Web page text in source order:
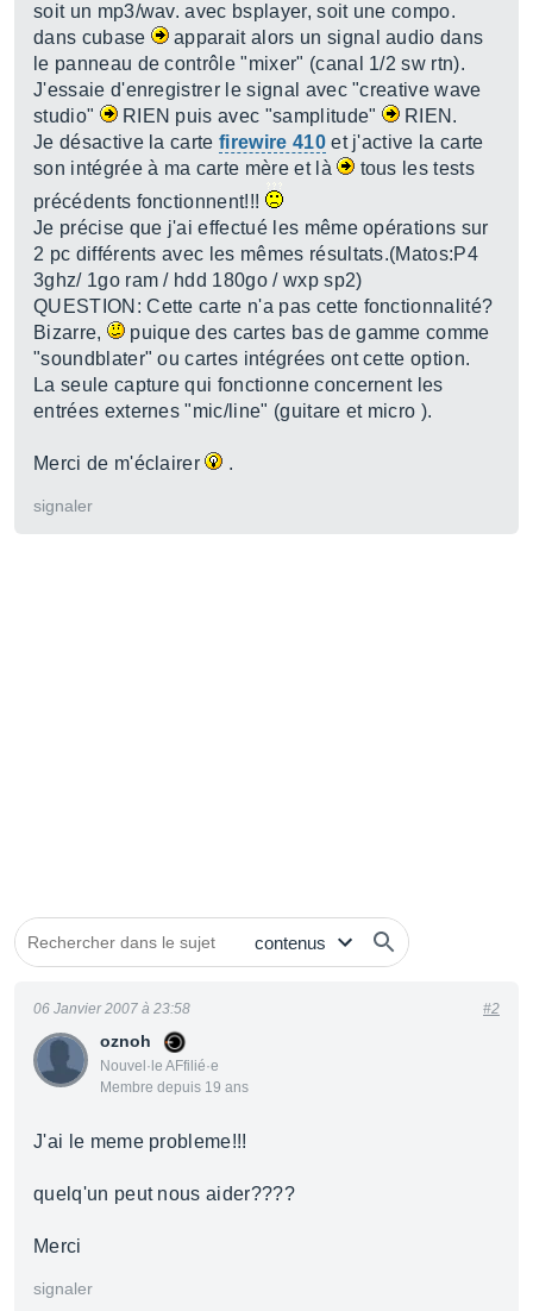
soit un mp3/wav. avec bsplayer, soit une compo.
dans cubase
apparait alors un signal audio dans
le panneau de contrôle "mixer" (canal 1/2 sw rtn).
J'essaie d'enregistrer le signal avec "creative wave
studio"
RIEN puis avec "samplitude"
RIEN.
Je désactive la cartefirewire 410et j'active la carte
son intégrée à ma carte mère et là
tous les tests
précédents fonctionnent!!!
Je précise que j'ai effectué les même opérations sur
2 pc différents avec les mêmes résultats.(Matos:P4
3ghz/ 1go ram / hdd 180go / wxp sp2)
QUESTION: Cette carte n'a pas cette fonctionnalité?
Bizarre,
puique des cartes bas de gamme comme
"soundblater" ou cartes intégrées ont cette option.
La seule capture qui fonctionne concernent les
entrées externes "mic/line" (guitare et micro ).
Merci de m'éclairer .
signaler
oznoh
Nouvel·le AFfilié·e
Membre depuis 19 ans
06 Janvier 2007 à 23:58 #2
J'ai le meme probleme!!!
quelq'un peut nous aider????
Merci
signaler